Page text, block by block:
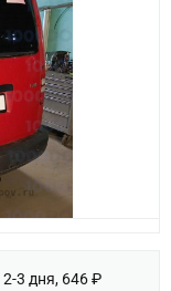
2-3 дня, 646 ₽